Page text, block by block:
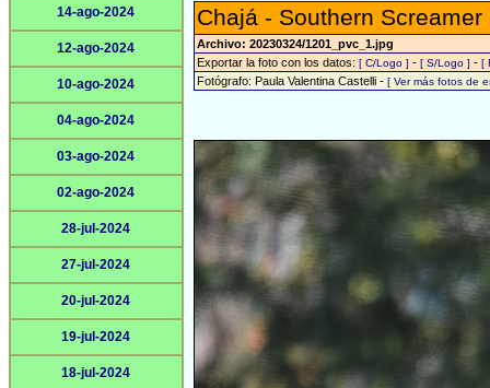
14-ago-2024
12-ago-2024
10-ago-2024
04-ago-2024
03-ago-2024
02-ago-2024
28-jul-2024
27-jul-2024
20-jul-2024
19-jul-2024
18-jul-2024
Chajá - Southern
Archivo: 20230324/1201_pvc_1.jpg
Exportar la foto con los datos: [ C/Logo ] - [ S/Logo ] - [
Fotógrafo: Paula Valentina Castelli - [ Ver más fotos de